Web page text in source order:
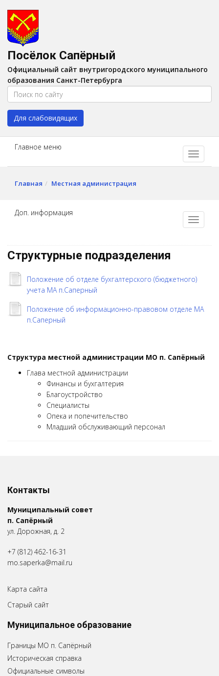
Изображения:
Цвет:A A
Посёлок Сапёрный
Официальный сайт внутригородского муниципального
образования Санкт-Петербурга
Для слабовидящих
Главное меню
Главная Местная администрация
Доп. информация
Структурные подразделения
Положение об отделе бухгалтерского (бюджетного)
учета МА п.Саперный
Положение об информационно-правовом отделе МА
п.Саперный
Структура местной администрации МО п. Сапёрный
Глава местной администрации
Финансы и бухгалтерия
Благоустройство
Специалисты
Опека и попечительство
Младший обслуживающий персонал
Контакты
Муниципальный совет
п. Сапёрный
ул. Дорожная, д. 2
+7 (812) 462-16-31
mo.saperka@mail.ru
Карта сайта
Старый сайт
Муниципальное образование
Границы МО п. Сапёрный
Историческая справка
Официальные символы